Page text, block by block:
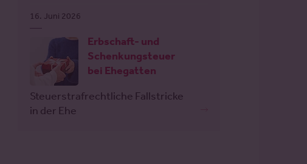
16. Juni 2026
Erbschaft- und
Schenkungsteuer
bei Ehegatten
Steuerstrafrechtliche Fallstricke
in der Ehe